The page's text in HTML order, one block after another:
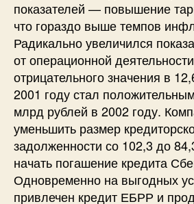
показателей — повышение
что гораздо выше темпов
Радикально увеличился
от операционной
отрицательного значения в
2001 году стал
млрд рублей в 2002 году.
уменьшить размер
задолженности со 102,3 до
начать погашение кредита
Одновременно на выгодных
привлечен кредит ЕБРР и